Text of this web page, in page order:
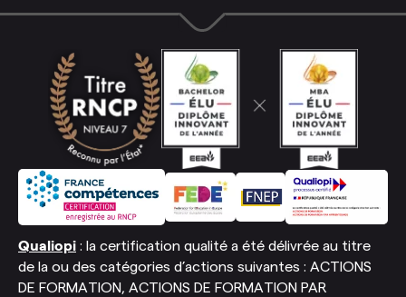
Qualiopi : la certification qualité a été délivrée au titre
de la ou des catégories d’actions suivantes : ACTIONS
DE FORMATION, ACTIONS DE FORMATION PAR